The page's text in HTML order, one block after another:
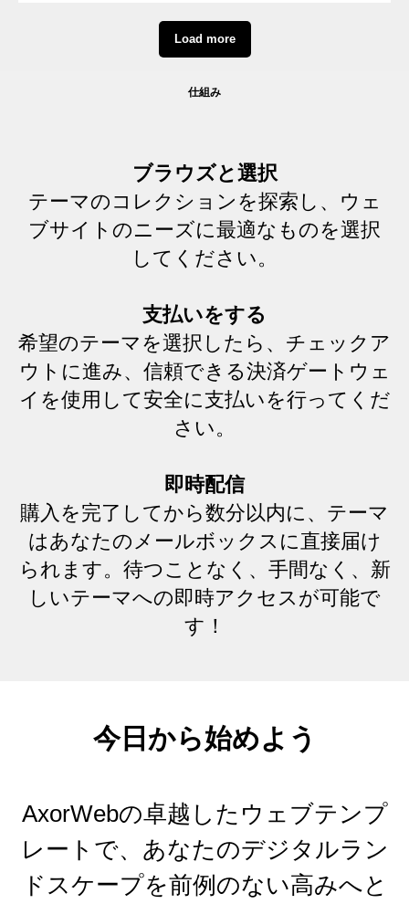
Load more
仕組み
ブラウズと選択
テーマのコレクションを探索し、ウェ
ブサイトのニーズに最適なものを選択
してください。
支払いをする
希望のテーマを選択したら、チェックア
ウトに進み、信頼できる決済ゲートウェ
イを使用して安全に支払いを行ってくだ
さい。
即時配信
購入を完了してから数分以内に、テーマ
はあなたのメールボックスに直接届け
られます。待つことなく、手間なく、新
しいテーマへの即時アクセスが可能で
す！
今日から始めよう
AxorWebの卓越したウェブテンプ
レートで、あなたのデジタルラン
ドスケープを前例のない高みへと